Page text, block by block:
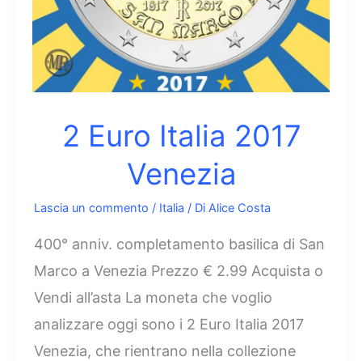
2 Euro Italia 2017
Venezia
Lascia un commento / Italia / Di Alice Costa
400° anniv. completamento basilica di San
Marco a Venezia Prezzo € 2.99 Acquista o
Vendi all’asta La moneta che voglio
analizzare oggi sono i 2 Euro Italia 2017
Venezia, che rientrano nella collezione